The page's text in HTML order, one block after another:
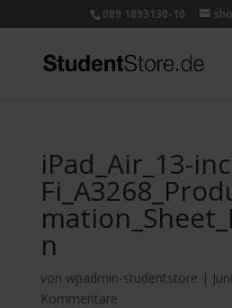
089 1893130-10
iPad_Air_13-
n
von wpadmin-studentstore |
Kommentare